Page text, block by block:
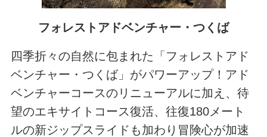
フォレストアドベンチャー・つくば
四季折々の自然に包まれた「フォレストアド
ベンチャー・つくば」がパワーアップ！アド
ベンチャーコースのリニューアルに加え、待
望のエキサイトコース復活、往復180メート
ルの新ジップスライドも加わり冒険心が加速